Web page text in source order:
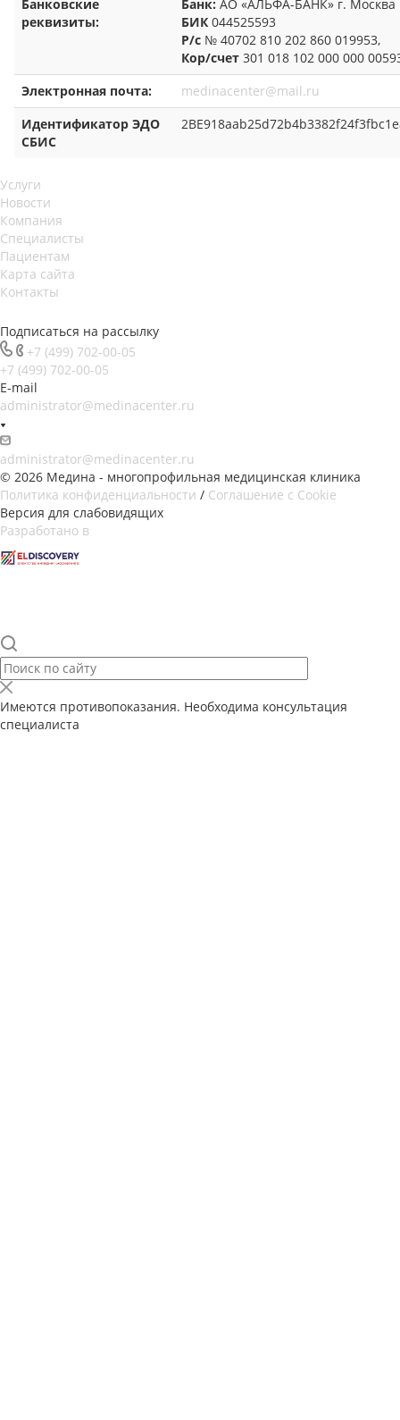
Банковские
реквизиты:
Банк: АО «АЛЬФА-БАНК» г. Москва
БИК 044525593
Р/с № 40702 810 202 860 019953,
Кор/счет 301 018 102 000 000
Электронная почта:
medinacenter@mail.ru
Идентификатор ЭДО
СБИС
Услуги
Новости
Компания
Специалисты
Пациентам
Карта сайта
Контакты
Подписаться на рассылку
+7 (499) 702-00-05
+7 (499) 702-00-05
E-mail
administrator@medinacenter.ru
administrator@medinacenter.ru
© 2026 Медина - многопрофильная медицинская клиника
Политика конфиденциальности / Соглашение с Cookie
Версия для слабовидящих
Разработано в
Имеются противопоказания. Необходима консультация
специалиста